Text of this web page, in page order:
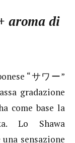
aroma di
“サワー”
gradazione
come base la
Lo Shawa
sensazione